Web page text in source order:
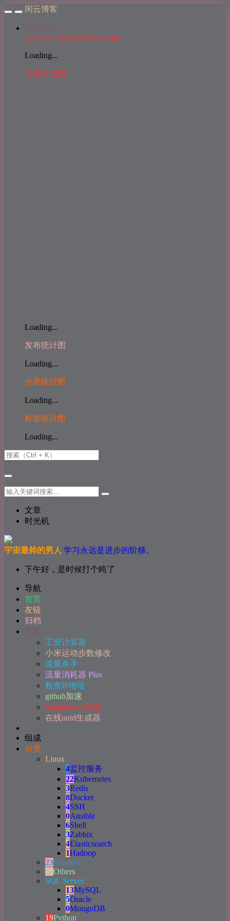
闲云博客
动态日历
统计近10个月的博主文章和评论数目
Loading...
分类雷达图
Loading...
发布统计图
Loading...
分类统计图
Loading...
标签统计图
Loading...
文章
时光机
宇宙最帅的男人 学习永远是进步的阶梯。
下午好，是时候打个盹了
导航
首页
友链
归档
工具
工资计算器
小米运动步数修改
流量杀手
流量消耗器 Plus
检查IP地址
github加速
huggingface加速
在线uuid生成器
组成
分类
Linux
4监控服务
22Kubernetes
3Redis
8Docker
4SSH
0Ansible
6Shell
3Zabbix
4Elasticsearch
1Hadoop
23Windows
69Others
SQL Server
13MySQL
5Oracle
0MongoDB
19Python